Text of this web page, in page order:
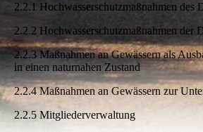
2.2.1 Hochwasserschutzmaßnahmen des
2.2.2 Hochwasserschutzmaßnahmen der
2.2.3 Maßnahmen an Gewässern als
in einen naturnahen Zustand
2.2.4 Maßnahmen an Gewässern zur
2.2.5 Mitgliederverwaltung